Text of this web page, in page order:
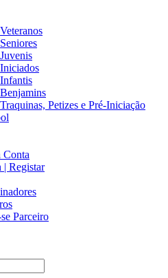
Veteranos
Seniores
Juvenis
Iniciados
Infantis
Benjamins
Traquinas, Petizes e Pré-Iniciação
Conta
Registar
Parceiro